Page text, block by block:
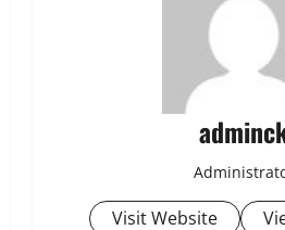
Visit Website